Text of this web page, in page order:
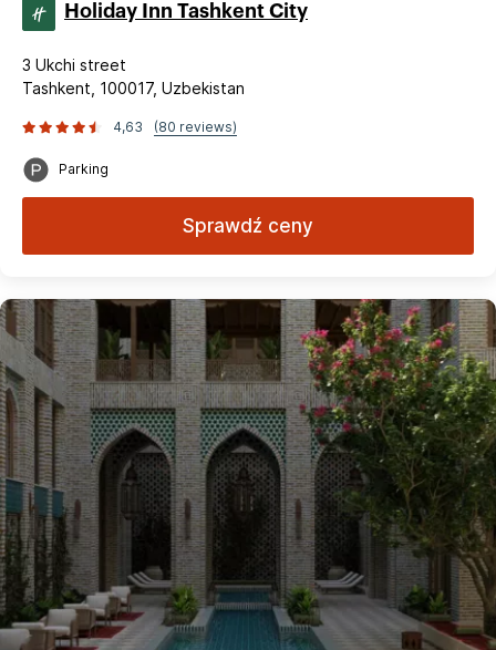
Holiday Inn Tashkent City
3 Ukchi street
Tashkent, 100017, Uzbekistan
4,63 (80 reviews)
Parking
Sprawdź ceny